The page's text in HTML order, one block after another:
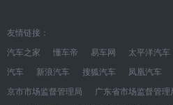
友情链接：
汽车之家
懂车帝 易车网 太平洋汽车
汽车
新浪汽车 搜狐汽车 凤凰汽车
京市市场监督管理局
广东省市场监督管理